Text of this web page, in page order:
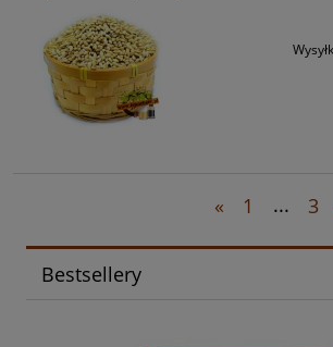
« 1 ... 3
Bestsellery